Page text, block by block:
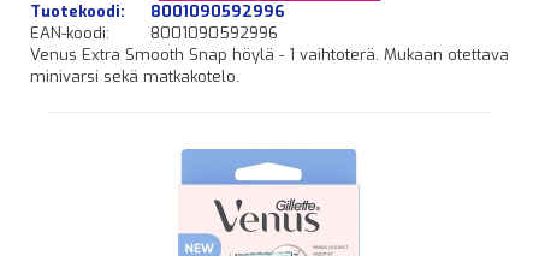
Tuotekoodi:
8001090592996
EAN-koodi:
8001090592996
Venus Extra Smooth Snap höylä - 1 vaihtoterä. Mukaan otettava
minivarsi sekä matkakotelo.